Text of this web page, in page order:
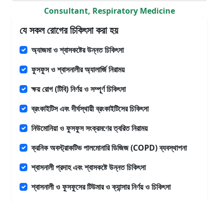
Consultant, Respiratory Medicine
যে সকল রোগের চিকিৎসা করা হয়
অ্যাজমা ও শ্বাসকষ্টের উন্নত চিকিৎসা
ফুসফুস ও শ্বাসনালীর অ্যালার্জি নিরাময়
ক্ষয় রোগ (টিবি) নির্ণয় ও সম্পূর্ণ চিকিৎসা
ব্রংকাইটিস এবং দীর্ঘস্থায়ী ব্রংকাইটিসের চিকিৎসা
নিউমোনিয়া ও ফুসফুস সংক্রমণের ত্বরিত নিরাময়
ক্রনিক অবস্ট্রাকটিভ পালমোনারি ডিজিজ (COPD) ব্যবস্থাপনা
শ্বাসনালী প্রদাহ এবং শ্বাসকষ্টে উন্নত চিকিৎসা
শ্বাসনালী ও ফুসফুসের টিউমার ও ক্যান্সার নির্ণয় ও চিকিৎসা